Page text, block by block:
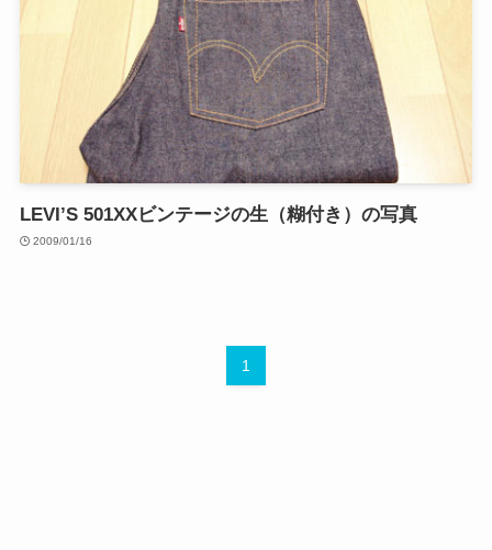
LEVI’S 501XXビンテージの生（糊付き）の写真
2009/01/16
1